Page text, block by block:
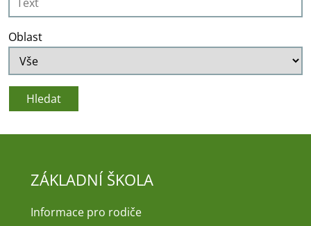
Oblast
ZÁKLADNÍ ŠKOLA
Informace pro rodiče